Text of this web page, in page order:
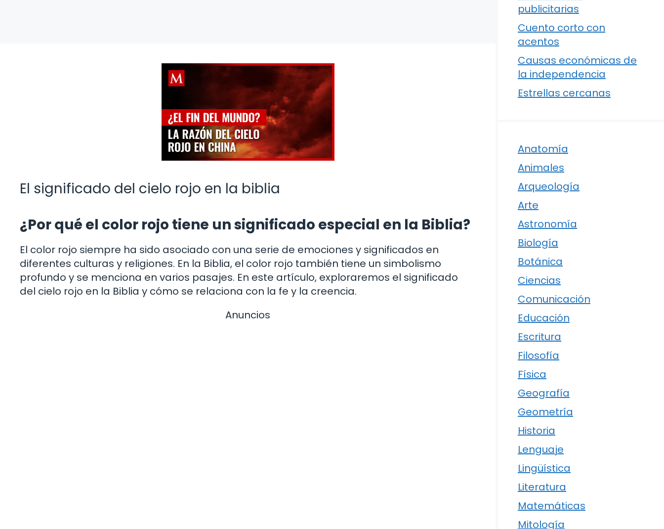
El significado del cielo rojo en la biblia
¿Por qué el color rojo tiene un significado especial en la Biblia?
El color rojo siempre ha sido asociado con una serie de emociones y significados en
diferentes culturas y religiones. En la Biblia, el color rojo también tiene un simbolismo
profundo y se menciona en varios pasajes. En este artículo, exploraremos el significado
del cielo rojo en la Biblia y cómo se relaciona con la fe y la creencia.
Anuncios
publicitarias
Cuento corto con
acentos
Causas económicas de
la independencia
Estrellas cercanas
Anatomía
Animales
Arqueología
Arte
Astronomía
Biología
Botánica
Ciencias
Comunicación
Educación
Escritura
Filosofía
Física
Geografía
Geometría
Historia
Lenguaje
Lingüística
Literatura
Matemáticas
Mitología